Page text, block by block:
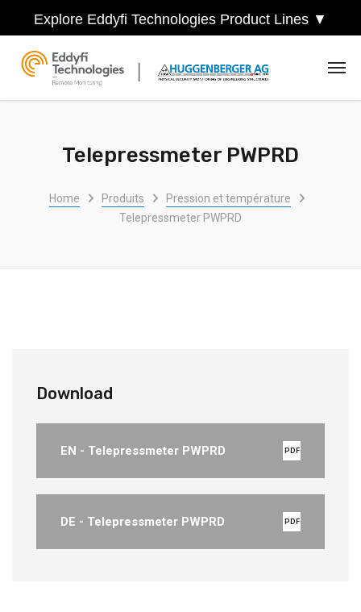
Explore Eddyfi Technologies Product Lines ▼
Telepressmeter PWPRD
Home Produits
Pression et température
Telepressmeter PWPRD
Download
EN - Telepressmeter PWPRD PDF
DE - Telepressmeter PWPRD PDF